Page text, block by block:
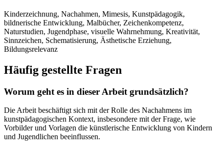
Kinderzeichnung, Nachahmen, Mimesis, Kunstpädagogik,
bildnerische Entwicklung, Malbücher, Zeichenkompetenz,
Naturstudien, Jugendphase, visuelle Wahrnehmung, Kreativität,
Sinnzeichen, Schematisierung, Ästhetische Erziehung,
Bildungsrelevanz
Häufig gestellte Fragen
Worum geht es in dieser Arbeit grundsätzlich?
Die Arbeit beschäftigt sich mit der Rolle des Nachahmens im
kunstpädagogischen Kontext, insbesondere mit der Frage, wie
Vorbilder und Vorlagen die künstlerische Entwicklung von Kindern
und Jugendlichen beeinflussen.